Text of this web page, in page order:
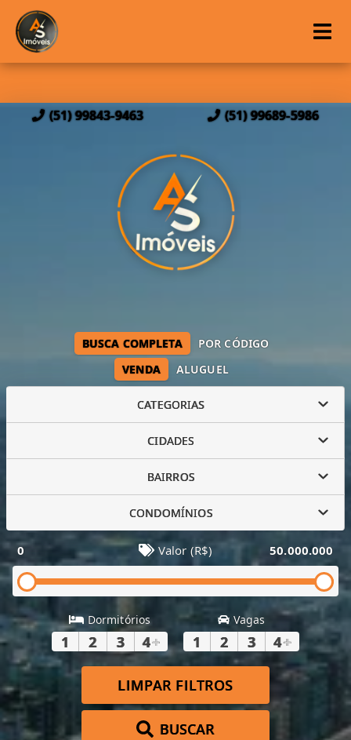
(51) 99843-9463 (51) 99689-5986
VENDA ALUGUEL
BUSCA COMPLETA POR CÓDIGO
CATEGORIAS
CIDADES
BAIRROS
CONDOMÍNIOS
0 Valor (R$) 50.000.000
Dormitórios
1 2 3 4+
Vagas
1 2 3 4+
LIMPAR FILTROS
BUSCAR